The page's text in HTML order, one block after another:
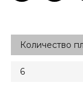
Количество
6